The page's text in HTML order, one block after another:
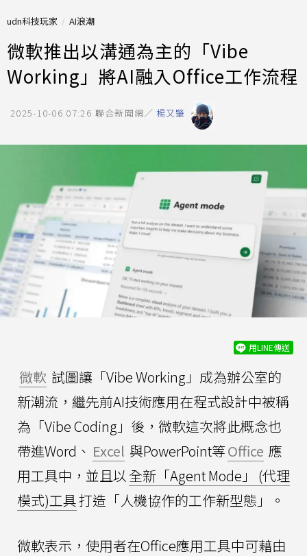
udn科技玩家 AI浪潮
微軟推出以溝通為主的「Vibe
Working」將AI融入Office工作流程
2025-10-06 07:26 聯合新聞網／ 楊又肇
用LINE傳送
微軟 試圖讓「Vibe Working」成為辦公室的
新潮流，繼先前AI技術應用在程式設計中被稱
為「Vibe Coding」後，微軟這次將此概念也
帶進Word、 Excel 與PowerPoint等Office 應
用工具中，並且以 全新「Agent Mode」 (代理
模式)工具打造「人機協作的工作新型態」。
微軟表示，使用者在Office應用工具中可藉由